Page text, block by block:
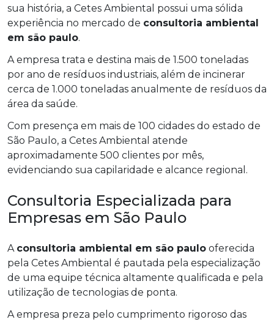
sua história, a Cetes Ambiental possui uma sólida
experiência no mercado de consultoria ambiental
em são paulo.
A empresa trata e destina mais de 1.500 toneladas
por ano de resíduos industriais, além de incinerar
cerca de 1.000 toneladas anualmente de resíduos da
área da saúde.
Com presença em mais de 100 cidades do estado de
São Paulo, a Cetes Ambiental atende
aproximadamente 500 clientes por mês,
evidenciando sua capilaridade e alcance regional.
Consultoria Especializada para
Empresas em São Paulo
A consultoria ambiental em são paulo oferecida
pela Cetes Ambiental é pautada pela especialização
de uma equipe técnica altamente qualificada e pela
utilização de tecnologias de ponta.
A empresa preza pelo cumprimento rigoroso das